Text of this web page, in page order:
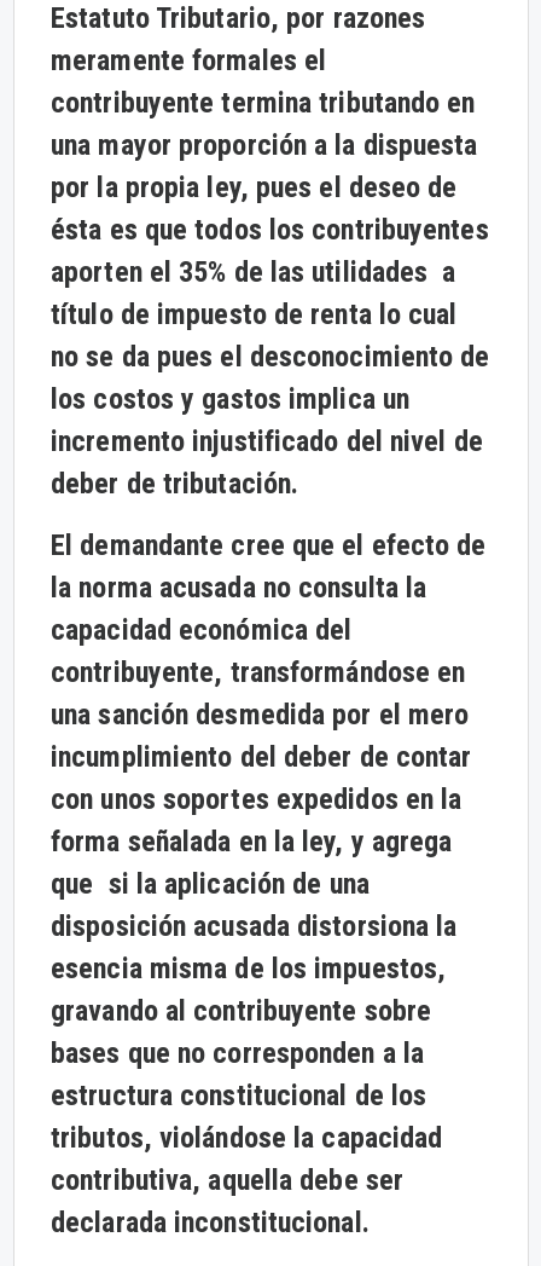
Estatuto Tributario, por razones
meramente formales el
contribuyente termina tributando en
una mayor proporción a la dispuesta
por la propia ley, pues el deseo de
ésta es que todos los contribuyentes
aporten el 35% de las utilidades a
título de impuesto de renta lo cual
no se da pues el desconocimiento de
los costos y gastos implica un
incremento injustificado del nivel de
deber de tributación.
El demandante cree que el efecto de
la norma acusada no consulta la
capacidad económica del
contribuyente, transformándose en
una sanción desmedida por el mero
incumplimiento del deber de contar
con unos soportes expedidos en la
forma señalada en la ley, y agrega
que si la aplicación de una
disposición acusada distorsiona la
esencia misma de los impuestos,
gravando al contribuyente sobre
bases que no corresponden a la
estructura constitucional de los
tributos, violándose la capacidad
contributiva, aquella debe ser
declarada inconstitucional.